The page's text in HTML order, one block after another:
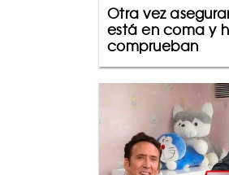
Otra vez
está en coma y
comprueban